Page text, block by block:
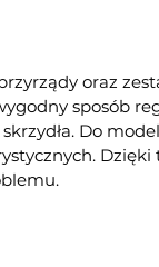
oraz
sposób
Do